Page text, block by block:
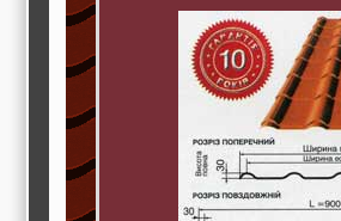
Трудоустройство,
кадровые агентства,
Программирование